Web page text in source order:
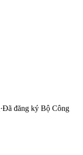
·Đã đăng ký Bộ Công